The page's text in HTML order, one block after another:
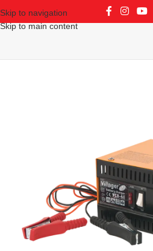
Skip to navigation
Skip to main content